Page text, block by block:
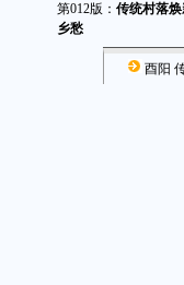
第012版： 传统村落
乡愁
酉阳